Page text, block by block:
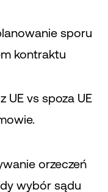
sporu
kontraktu
UE vs spoza UE
orzeczeń
wybór sądu